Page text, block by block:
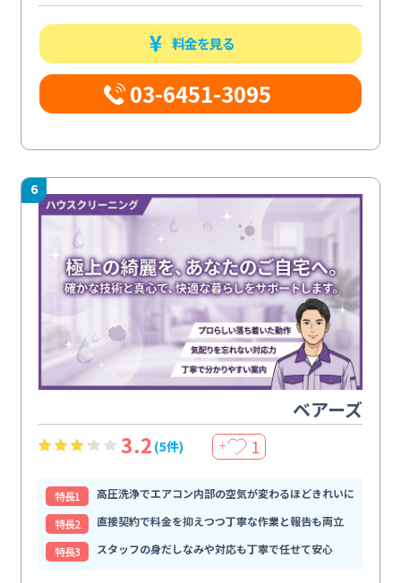
料金を見る
03-6451-3095
6
ベアーズ
3.2 (5件) ＋ 1
特⻑1
高圧洗浄でエアコン内部の空気が変わるほどきれいに
特⻑2
直接契約で料金を抑えつつ丁寧な作業と報告も両立
特⻑3
スタッフの身だしなみや対応も丁寧で任せて安心